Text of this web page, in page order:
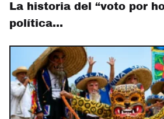
La historia del “voto por
política…